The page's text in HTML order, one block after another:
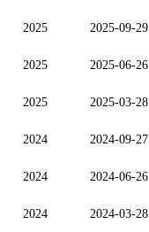
2025 2025-09-29
2025 2025-06-26
2025 2025-03-28
2024 2024-09-27
2024 2024-06-26
2024 2024-03-28